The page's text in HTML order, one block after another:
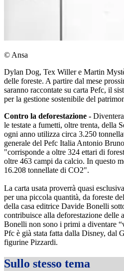
© Ansa
Dylan Dog, Tex Willer e Martin
delle foreste. A partire dal mese
saranno raccontate su carta Pefc, il
per la gestione sostenibile del
Contro la deforestazione -
le testate a fumetti, oltre trenta, della
ogni anno utilizza circa 3.250
generale del Pefc Italia Antonio
"corrisponde a oltre 324 ettari di
oltre 463 campi da calcio. In questo
16.208 tonnellate di CO2".
La carta usata proverrà quasi
per una piccola quantità, da foreste
della casa editrice Davide Bonelli
contribuisce alla deforestazione delle
Bonelli non sono i primi a diventare
Pfc è già stata fatta dalla Disney, dal
figurine Pizzardi.
Sullo stesso tema